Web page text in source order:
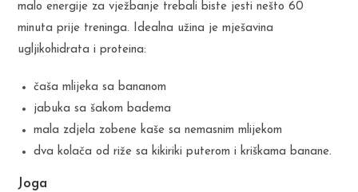
malo energije za vježbanje trebali biste jesti nešto 60
minuta prije treninga. Idealna užina je mješavina
ugljikohidrata i proteina:
čaša mlijeka sa bananom
jabuka sa šakom badema
mala zdjela zobene kaše sa nemasnim mlijekom
dva kolača od riže sa kikiriki puterom i kriškama banane.
Joga